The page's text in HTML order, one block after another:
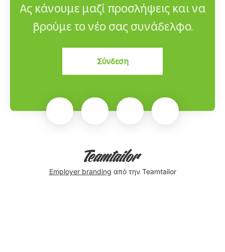
Ας κάνουμε μαζί προσλήψεις και να
βρούμε το νέο σας συνάδελφο.
Σύνδεση
Employer branding από την Teamtailor